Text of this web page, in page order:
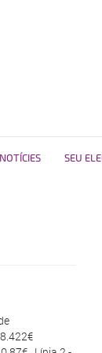
NOTÍCIES SEU